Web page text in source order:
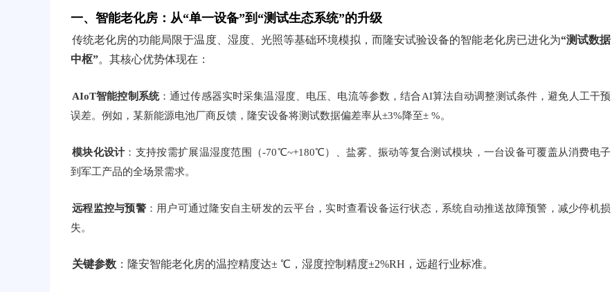
一、智能老化房：从“单一设备”到“测试生态系统”的升级
传统老化房的功能局限于温度、湿度、光照等基础环境模拟，而隆安试验设备的智能老化房已进化为“测试数据
中枢”。其核心优势体现在：
AIoT智能控制系统：通过传感器实时采集温湿度、电压、电流等参数，结合AI算法自动调整测试条件，避免人工干预
误差。例如，某新能源电池厂商反馈，隆安设备将测试数据偏差率从±3%降至± %。
模块化设计：支持按需扩展温湿度范围（-70℃~+180℃）、盐雾、振动等复合测试模块，一台设备可覆盖从消费电子
到军工产品的全场景需求。
远程监控与预警：用户可通过隆安自主研发的云平台，实时查看设备运行状态，系统自动推送故障预警，减少停机损
失。
关键参数 ：隆安智能老化房的温控精度达± ℃，湿度控制精度±2%RH，远超行业标准。